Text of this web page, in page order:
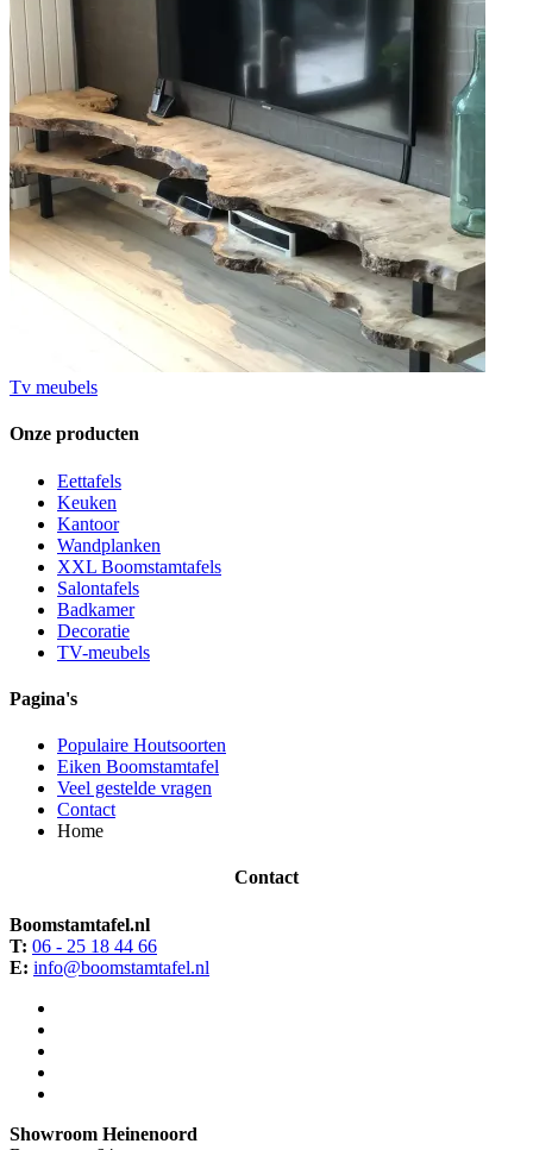
Tv meubels
Onze producten
Eettafels
Keuken
Kantoor
Wandplanken
XXL Boomstamtafels
Salontafels
Badkamer
Decoratie
TV-meubels
Pagina's
Populaire Houtsoorten
Eiken Boomstamtafel
Veel gestelde vragen
Contact
Home
Contact
Boomstamtafel.nl
T: 06 - 25 18 44 66
E: info@boomstamtafel.nl
Showroom Heinenoord